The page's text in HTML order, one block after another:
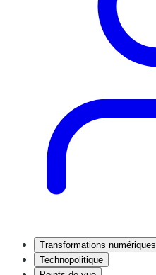
Transformations numériques
Technopolitique